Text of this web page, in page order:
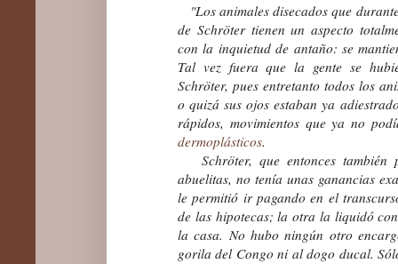
"Los animales disecados que
de Schröter tienen un aspecto
con la inquietud de antaño: se
Tal vez fuera que la gente se
Schröter, pues entretanto todos los
o quizá sus ojos estaban ya
rápidos, movimientos que ya no
dermoplásticos.
Schröter, que entonces también
abuelitas, no tenía unas ganancias
le permitió ir pagando en el
de las hipotecas; la otra la liquidó
la casa. No hubo ningún otro
gorila del Congo ni al dogo ducal.